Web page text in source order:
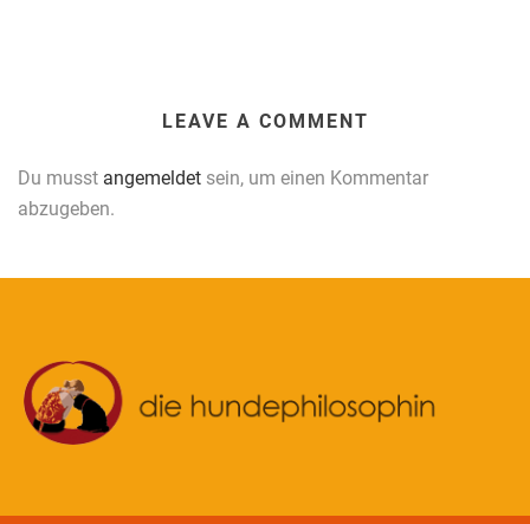
LEAVE A COMMENT
Du musst angemeldet sein, um einen Kommentar
abzugeben.